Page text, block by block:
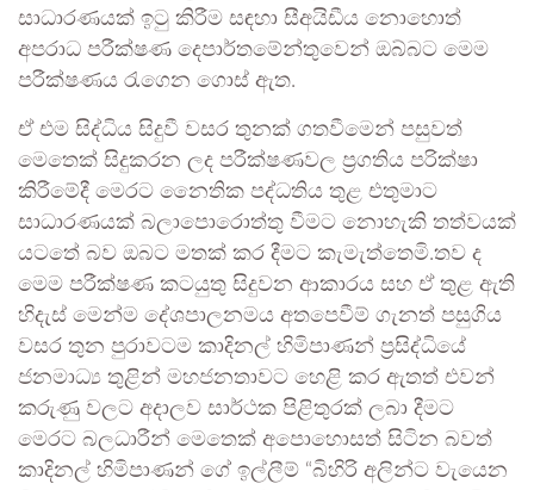
සාධාරණයක් ඉටු කිරීම සඳහා සීඅයිඩීය නොහොත්
අපරාධ පරීක්ෂණ දෙපාර්තමේන්තුවෙන් ඔබ්බට මෙම
පරීක්ෂණය රැගෙන ගොස් ඇත.
ඒ එම සිද්ධිය සිදුවී වසර තුනක් ගතවීමෙන් පසුවත්
මෙතෙක් සිදුකරන ලද පරීක්ෂණවල ප්‍රගතිය පරික්ෂා
කිරීමේදී මෙරට නෛතික පද්ධතිය තුළ එතුමාට
සාධාරණයක් බලාපොරොත්තු වීමට නොහැකි තත්වයක්
යටතේ බව ඔබට මතක් කර දීමට කැමැත්තෙමි.තව ද
මෙම පරීක්ෂණ කටයුතු සිදුවන ආකාරය සහ ඒ තුළ ඇති
හිදැස් මෙන්ම දේශපාලනමය අතපෙවීම් ගැනත් පසුගිය
වසර තුන පුරාවටම කාදිනල් හිමිපාණන් ප්‍රසිද්ධියේ
ජනමාධ්‍ය තුළින් මහජනතාවට හෙළි කර ඇතත් එවන්
කරුණු වලට අදාලව සාර්ථක පිළිතුරක් ලබා දීමට
මෙරට බලධාරීන් මෙතෙක් අපොහොසත් සිටින බවත්
කාදිනල් හිමිපාණන් ගේ ඉල්ලීම් “බිහිරි අලින්ට වැයෙන